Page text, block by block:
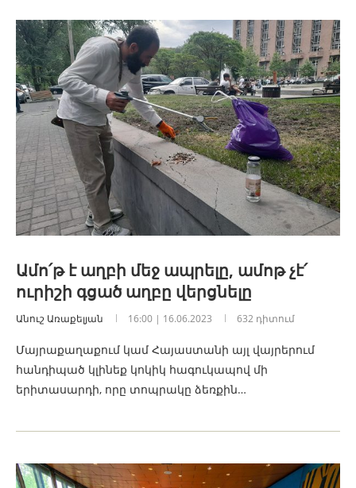
Ամո՛թ է աղբի մեջ ապրելը, ամոթ չէ՛
ուրիշի գցած աղբը վերցնելը
Անուշ Առաքելյան 16:00 | 16.06.2023 632 դիտում
Մայրաքաղաքում կամ Հայաստանի այլ վայրերում
հանդիպած կլինեք կոկիկ հագուկապով մի
երիտասարդի, որը տոպրակը ձեռքին…